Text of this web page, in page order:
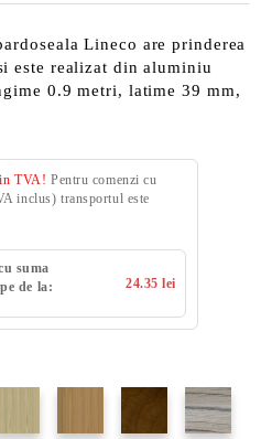
Lineco are prinderea
este realizat din aluminiu
0.9 metri, latime 39 mm,
TVA! Pentru comenzi cu
inclus) transportul este
suma
de la:
24.35 lei